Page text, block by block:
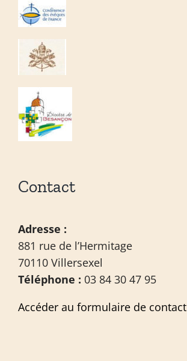
Contact
Adresse :
881 rue de l’Hermitage
70110 Villersexel
Téléphone : 03 84 30 47 95
Accéder au formulaire de contact